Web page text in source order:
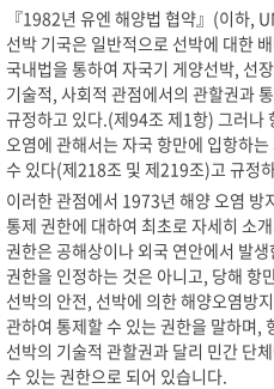
『1982년 유엔 해양법 협약』(이하,
선박 기국은 일반적으로 선박에 대한
국내법을 통하여 자국기 게양선박, 선
기술적, 사회적 관점에서의 관할권과
규정하고 있다.(제94조 제1항) 그러나
오염에 관해서는 자국 항만에 입항하
수 있다(제218조 및 제219조)고 규정
이러한 관점에서 1973년 해양 오염 방
통제 권한에 대하여 최초로 자세히 소
권한은 공해상이나 외국 연안에서 발
권한을 인정하는 것은 아니고, 당해 항
선박의 안전, 선박에 의한 해양오염방
관하여 통제할 수 있는 권한을 말하며,
선박의 기술적 관할권과 달리 민간 단
수 있는 권한으로 되어 있습니다.